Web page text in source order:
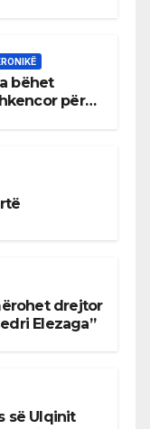
bëhet
për
drejtor
Elezaga”
së Ulqinit